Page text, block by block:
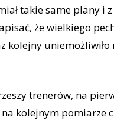
takie same plany i
że wielkiego
kolejny
trenerów, na
kolejnym pomiarze